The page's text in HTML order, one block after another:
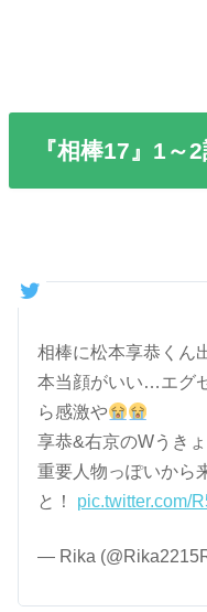
『相棒17』1～
相棒に松本享恭くん
本当顔がいい…エグ
ら感激や
享恭&右京のWうき
重要人物っぽいから
と！ pic.twitter.com/
— Rika